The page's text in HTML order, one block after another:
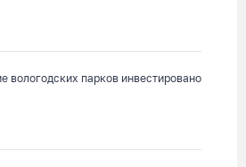
вологодских парков инвестировано